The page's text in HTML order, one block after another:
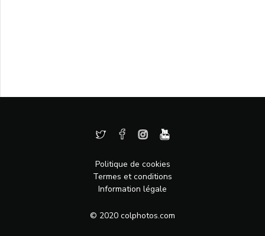
Politique de cookies
Termes et conditions
Information légale
© 2020 colphotos.com